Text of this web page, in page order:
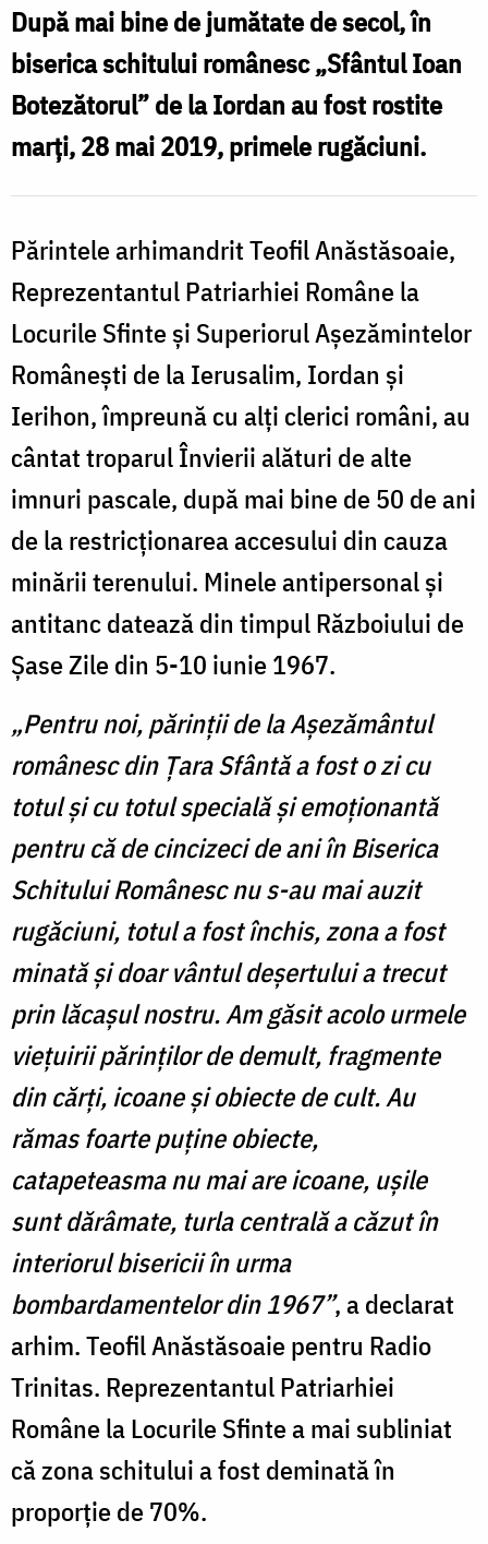
Române
la
Locurile
Sfinte
După mai bine de jumătate de secol, în
biserica schitului românesc „Sfântul Ioan
Botezătorul” de la Iordan au fost rostite
marţi, 28 mai 2019, primele rugăciuni.
Părintele arhimandrit Teofil Anăstăsoaie,
Reprezentantul Patriarhiei Române la
Locurile Sfinte şi Superiorul Aşezămintelor
Româneşti de la Ierusalim, Iordan şi
Ierihon, împreună cu alți clerici români, au
cântat troparul Învierii alături de alte
imnuri pascale, după mai bine de 50 de ani
de la restricționarea accesului din cauza
minării terenului. Minele antipersonal și
antitanc datează din timpul Războiului de
Şase Zile din 5-10 iunie 1967.
„Pentru noi, părinţii de la Aşezământul
românesc din Ţara Sfântă a fost o zi cu
totul şi cu totul specială şi emoţionantă
pentru că de cincizeci de ani în Biserica
Schitului Românesc nu s-au mai auzit
rugăciuni, totul a fost închis, zona a fost
minată şi doar vântul deşertului a trecut
prin lăcaşul nostru. Am găsit acolo urmele
viețuirii părinților de demult, fragmente
din cărți, icoane și obiecte de cult. Au
rămas foarte puține obiecte,
catapeteasma nu mai are icoane, ușile
sunt dărâmate, turla centrală a căzut în
interiorul bisericii în urma
bombardamentelor din 1967”, a declarat
arhim. Teofil Anăstăsoaie pentru Radio
Trinitas. Reprezentantul Patriarhiei
Române la Locurile Sfinte a mai subliniat
că zona schitului a fost deminată în
proporţie de 70%.